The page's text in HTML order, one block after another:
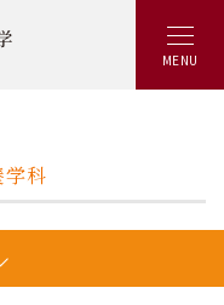
MENU
学科